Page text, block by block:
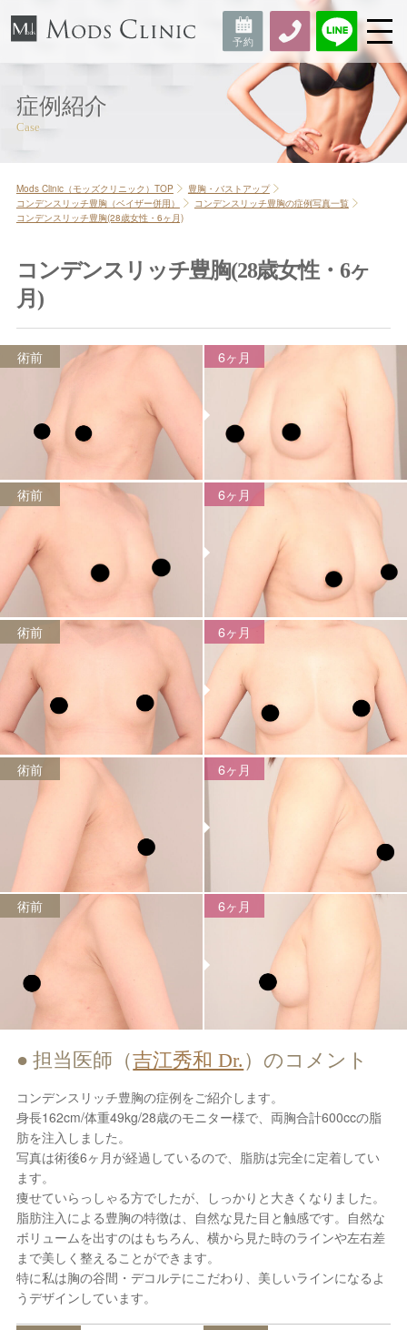
症例紹介
Mods Clinic（モッズクリニック）TOP
豊胸・バストアップ
コンデンスリッチ豊胸（ベイザー併用）
コンデンスリッチ豊胸の症例写真一覧
コンデンスリッチ豊胸(28歳女性・6ヶ月)
コンデンスリッチ豊胸(28歳女性・6ヶ
月)
術前 6ヶ月
術前 6ヶ月
術前 6ヶ月
術前 6ヶ月
術前 6ヶ月
担当医師（吉江秀和 Dr. ）のコメント
コンデンスリッチ豊胸の症例をご紹介します。
身長162cm/体重49kg/28歳のモニター様で、両胸合計600ccの脂
肪を注入しました。
写真は術後6ヶ月が経過しているので、脂肪は完全に定着してい
ます。
痩せていらっしゃる方でしたが、しっかりと大きくなりました。
脂肪注入による豊胸の特徴は、自然な見た目と触感です。自然な
ボリュームを出すのはもちろん、横から見た時のラインや左右差
まで美しく整えることができます。
特に私は胸の谷間・デコルテにこだわり、美しいラインになるよ
うデザインしています。